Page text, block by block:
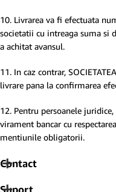
10. Livrarea va fi efectuata
societatii cu intreaga suma si
a achitat avansul.
11. In caz contrar,
livrare pana la confirmarea
12. Pentru persoanele
virament bancar cu
mentiunile obligatorii.
Contact
Suport